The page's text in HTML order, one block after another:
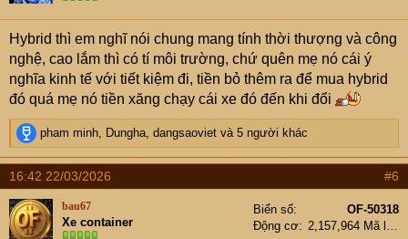
n
s
:
Hybrid thì em nghĩ nói chung mang tính thời thượng và công
nghệ, cao lắm thì có tí môi trường, chứ quên mẹ nó cái ý
nghĩa kinh tế với tiết kiệm đi, tiền bỏ thêm ra để mua hybrid
đó quá mẹ nó tiền xăng chạy cái xe đó đến khi đổi
R
e
a
c
t
i
o
pham minh, Dungha, dangsaoviet và 5 người khác
16:42 22/03/2026 #6
bau67
Xe container
Biển số
OF-50318
Động cơ
2,157,964 Mã lực